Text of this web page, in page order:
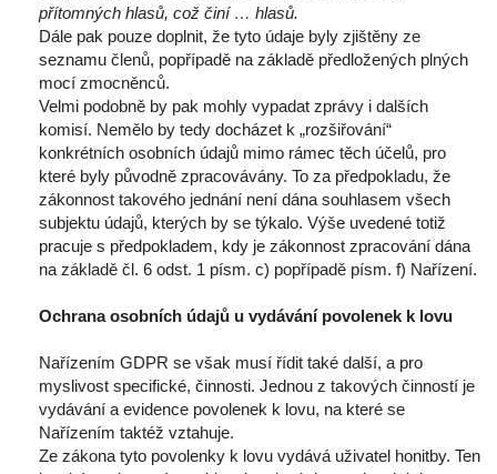
přítomných hlasů, což činí … hlasů.
Dále pak pouze doplnit, že tyto údaje byly zjištěny ze
eznamu členů, popřípadě na základě předložených plných
mocí zmocněnců.
Velmi podobně by pak mohly vypadat zprávy i dalších
komisí. Nemělo by tedy docházet k „rozšiřování“
konkrétních osobních údajů mimo rámec těch účelů, pro
které byly původně zpracovávány. To za předpokladu, že
zákonnost takového jednání není dána souhlasem všech
ubjektu údajů, kterých by se týkalo. Výše uvedené totiž
pracuje s předpokladem, kdy je zákonnost zpracování dána
na základě čl. 6 odst. 1 písm. c) popřípadě písm. f) Nařízení.
Ochrana osobních údajů u vydávání povolenek k lovu
Nařízením GDPR se však musí řídit také další, a pro
myslivost specifické, činnosti. Jednou z takových činností je
vydávání a evidence povolenek k lovu, na které se
Nařízením taktéž vztahuje.
Ze zákona tyto povolenky k lovu vydává uživatel honitby. Ten